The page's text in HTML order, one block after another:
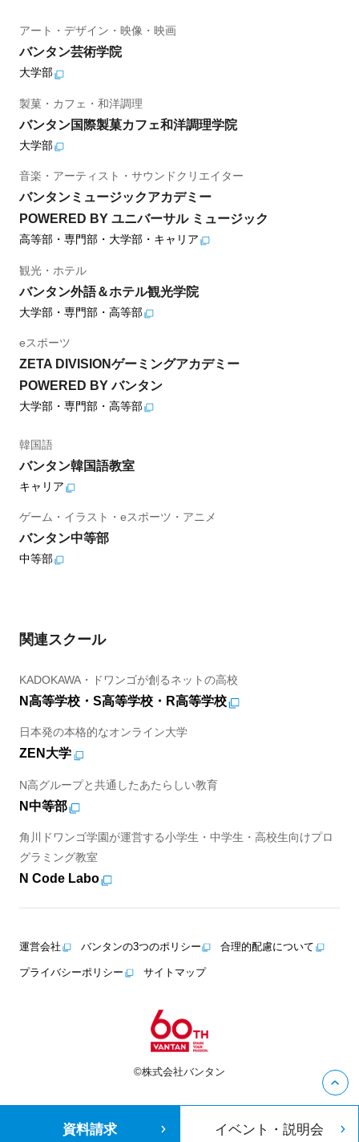
アート・デザイン・映像・映画
バンタン芸術学院
大学部
製菓・カフェ・和洋調理
バンタン国際製菓カフェ和洋調理学院
大学部
音楽・アーティスト・サウンドクリエイター
バンタンミュージックアカデミー
POWERED BY ユニバーサル ミュージック
高等部・専門部・大学部・キャリア
観光・ホテル
バンタン外語＆ホテル観光学院
大学部・専門部・高等部
eスポーツ
ZETA DIVISIONゲーミングアカデミー
POWERED BY バンタン
大学部・専門部・高等部
韓国語
バンタン韓国語教室
キャリア
ゲーム・イラスト・eスポーツ・アニメ
バンタン中等部
中等部
関連スクール
KADOKAWA・ドワンゴが創るネットの高校
N高等学校・S高等学校・R高等学校
日本発の本格的なオンライン大学
ZEN大学
N高グループと共通したあたらしい教育
N中等部
角川ドワンゴ学園が運営する小学生・中学生・高校生向けプロ
グラミング教室
N Code Labo
運営会社 バンタンの3つのポリシー 合理的配慮について
プライバシーポリシー サイトマップ
©株式会社バンタン
資料請求 イベント・説明会